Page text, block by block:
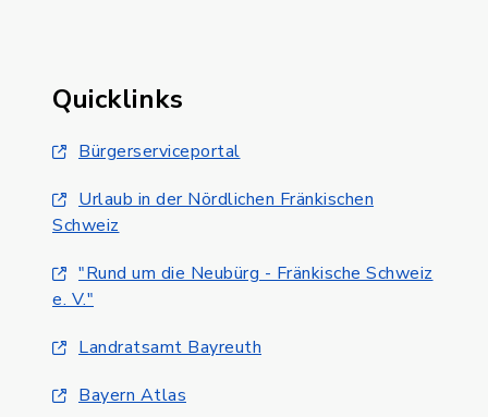
Quicklinks
Bürgerserviceportal
Urlaub in der Nördlichen Fränkischen
Schweiz
"Rund um die Neubürg - Fränkische Schweiz
e. V."
Landratsamt Bayreuth
Bayern Atlas